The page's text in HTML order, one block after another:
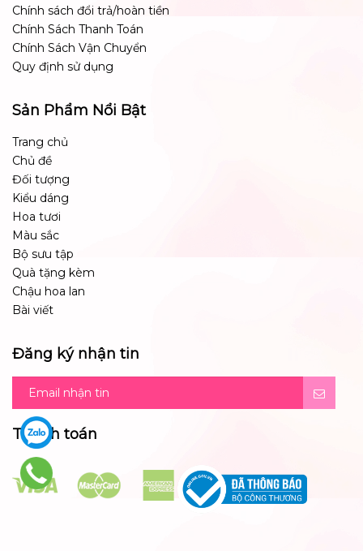
Chính sách đổi trả/hoàn tiền
Chính Sách Thanh Toán
Chính Sách Vận Chuyển
Quy định sử dụng
Sản Phẩm Nổi Bật
Trang chủ
Chủ đề
Đối tượng
Kiểu dáng
Hoa tươi
Màu sắc
Bộ sưu tập
Quà tặng kèm
Chậu hoa lan
Bài viết
Đăng ký nhận tin
Thanh toán